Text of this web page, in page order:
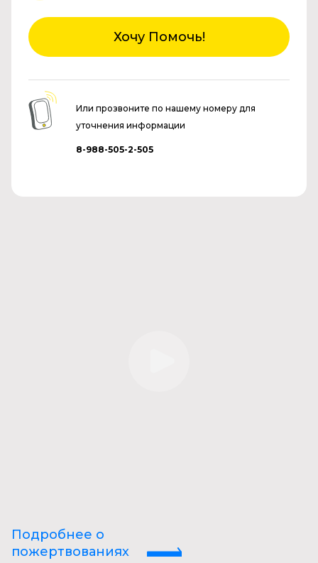
Хочу Помочь!
Или прозвоните по нашему номеру для
уточнения информации
8-988-505-2-505
Подробнее о
пожертвованиях